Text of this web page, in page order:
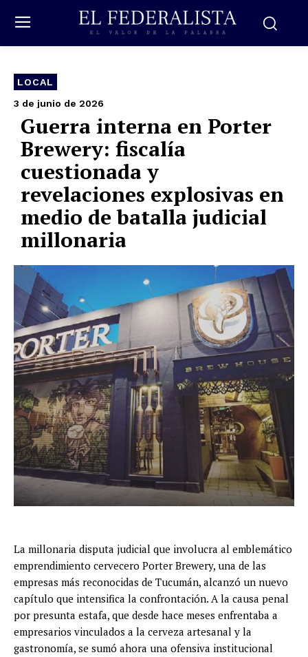
LOCAL
3 de junio de 2026
Guerra interna en Porter
Brewery: fiscalía
cuestionada y
revelaciones explosivas en
medio de batalla judicial
millonaria
La millonaria disputa judicial que involucra al emblemático
emprendimiento cervecero Porter Brewery, una de las
empresas más reconocidas de Tucumán, alcanzó un nuevo
capítulo que intensifica la confrontación. A la causa penal
por presunta estafa, que desde hace meses enfrentaba a
empresarios vinculados a la cerveza artesanal y la
gastronomía, se sumó ahora una ofensiva institucional